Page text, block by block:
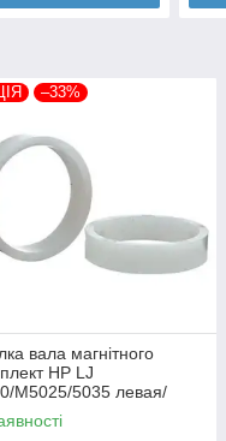
–33%
вала магнітного
HP LJ
M5025/5035 левая/
Foshan (MAG-7516A-
Foshan)